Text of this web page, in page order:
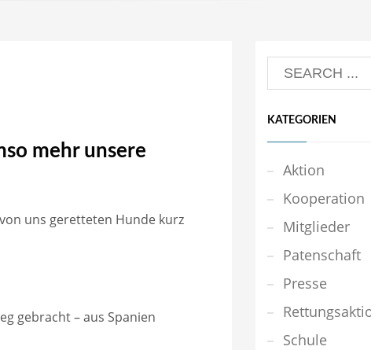
mehr unsere
uns geretteten Hunde kurz
gebracht – aus Spanien
KATEGORIEN
Aktion
Kooperation
Mitglieder
Patenschaft
Presse
Schule